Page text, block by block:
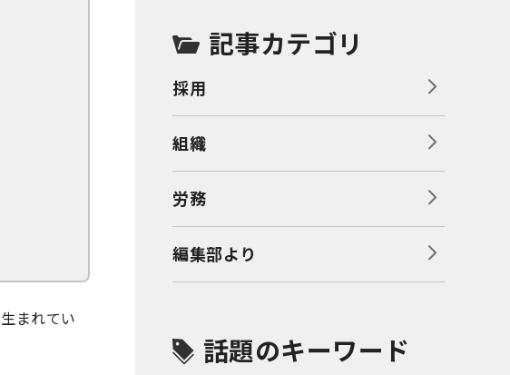
まれてい
記事カテゴリ
採用
組織
労務
編集部より
話題のキーワード